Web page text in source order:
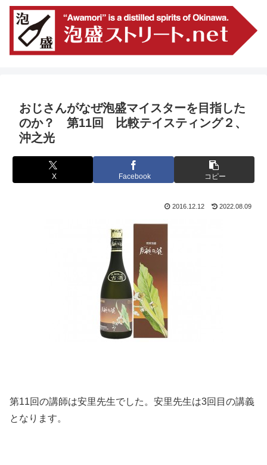
おじさんがなぜ泡盛マイスターを目指した
のか？ 第11回 比較テイスティング２、
沖之光
X Facebook コピー
2016.12.12 2022.08.09
第11回の講師は安里先生でした。安里先生は3回目の講義
となります。